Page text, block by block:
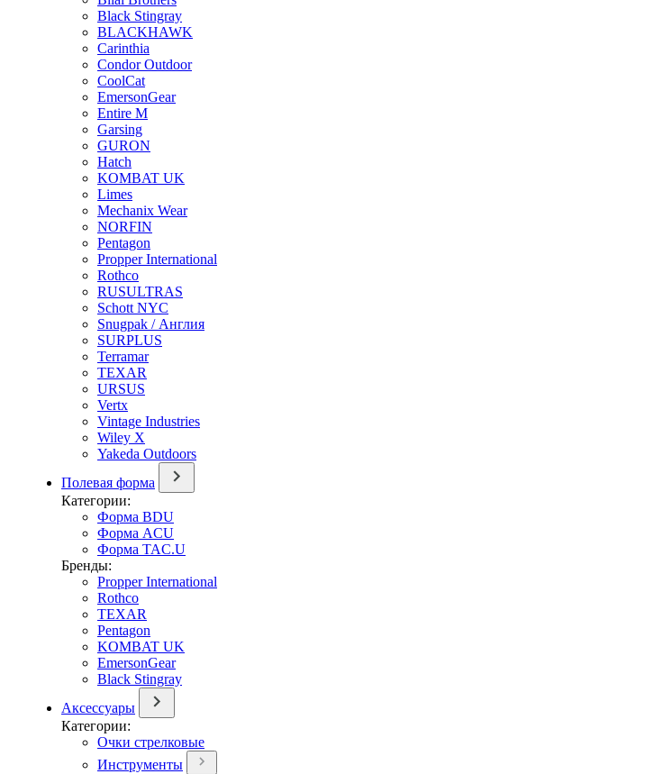
Black Stingray
BLACKHAWK
Carinthia
Condor Outdoor
CoolCat
EmersonGear
Entire M
Garsing
GURON
Hatch
KOMBAT UK
Limes
Mechanix Wear
NORFIN
Pentagon
Propper International
Rothco
RUSULTRAS
Schott NYC
Snugpak / Англия
SURPLUS
Terramar
TEXAR
URSUS
Vertx
Vintage Industries
Wiley X
Yakeda Outdoors
Полевая форма
Категории:
Форма BDU
Форма ACU
Форма TAC.U
Бренды:
Propper International
Rothco
TEXAR
Pentagon
KOMBAT UK
EmersonGear
Black Stingray
Аксессуары
Категории:
Очки стрелковые
Инструменты